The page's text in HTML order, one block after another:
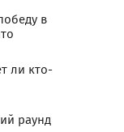
в
ли кто-
раунд